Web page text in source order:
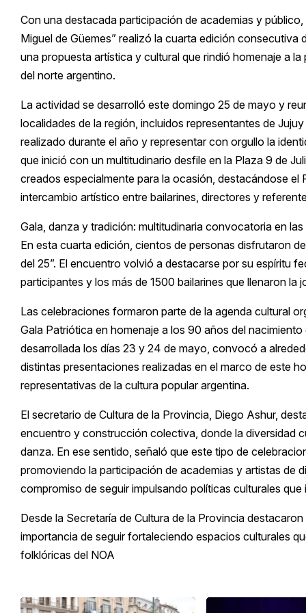
Con una destacada participación de academias y
Miguel de Güemes” realizó la cuarta edición consecutiva
una propuesta artística y cultural que rindió homenaje a
del norte argentino.
La actividad se desarrolló este domingo 25 de mayo y
localidades de la región, incluidos representantes de
realizado durante el año y representar con orgullo la
que inició con un multitudinario desfile en la Plaza 9 de
creados especialmente para la ocasión, destacándose
intercambio artístico entre bailarines, directores y
Gala, danza y tradición: multitudinaria convocatoria en
En esta cuarta edición, cientos de personas disfrutaron
del 25”. El encuentro volvió a destacarse por su espíritu
participantes y los más de 1500 bailarines que llenaron la
Las celebraciones formaron parte de la agenda cultural
Gala Patriótica en homenaje a los 90 años del
desarrollada los días 23 y 24 de mayo, convocó a
distintas presentaciones realizadas en el marco de este
representativas de la cultura popular argentina.
El secretario de Cultura de la Provincia, Diego Ashur,
encuentro y construcción colectiva, donde la diversidad
danza. En ese sentido, señaló que este tipo de
promoviendo la participación de academias y artistas de
compromiso de seguir impulsando políticas culturales
Desde la Secretaría de Cultura de la Provincia
importancia de seguir fortaleciendo espacios culturales
folklóricas del NOA